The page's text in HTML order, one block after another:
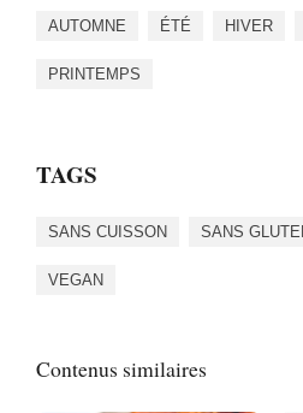
AUTOMNE ÉTÉ HIVER
PRINTEMPS
TAGS
SANS CUISSON SANS
VEGAN
Contenus similaires